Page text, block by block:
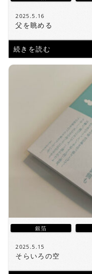
2025.5.16
父を眺める
続きを読む
銀箔
2025.5.15
そらいろの空